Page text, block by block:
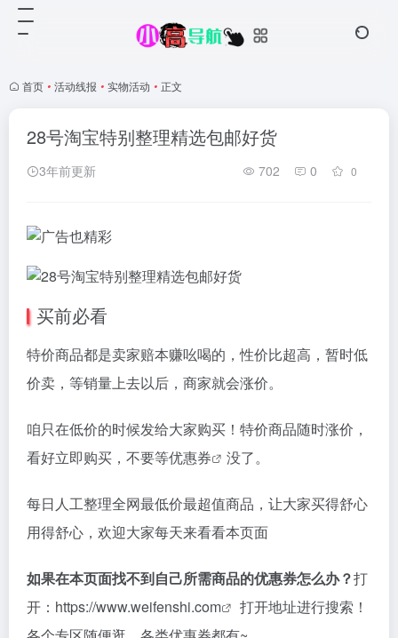
首页 • 活动线报 • 实物活动 • 正文
28号淘宝特别整理精选包邮好货
3年前更新 702 0 0
买前必看
特价商品都是卖家赔本赚吆喝的，性价比超高，暂时低
价卖，等销量上去以后，商家就会涨价。
咱只在低价的时候发给大家购买！特价商品随时涨价，
看好立即购买，不要等优惠券 没了。
每日人工整理全网最低价最超值商品，让大家买得舒心
用得舒心，欢迎大家每天来看看本页面
如果在本页面找不到自己所需商品的优惠券怎么办？打
开： https://www.weifenshi.com
打开地址进行搜索！